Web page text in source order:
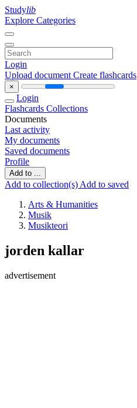
Studylib
Explore Categories
Login
Upload document Create flashcards
×
Login
Flashcards Collections
Documents
Last activity
My documents
Saved documents
Profile
Add to ...
Add to collection(s) Add to saved
Arts & Humanities
Musik
Musikteori
jorden kallar
advertisement